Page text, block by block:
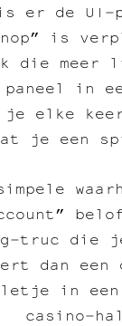
er de
is
die meer
paneel in
je elke
je een
die
dan een
in